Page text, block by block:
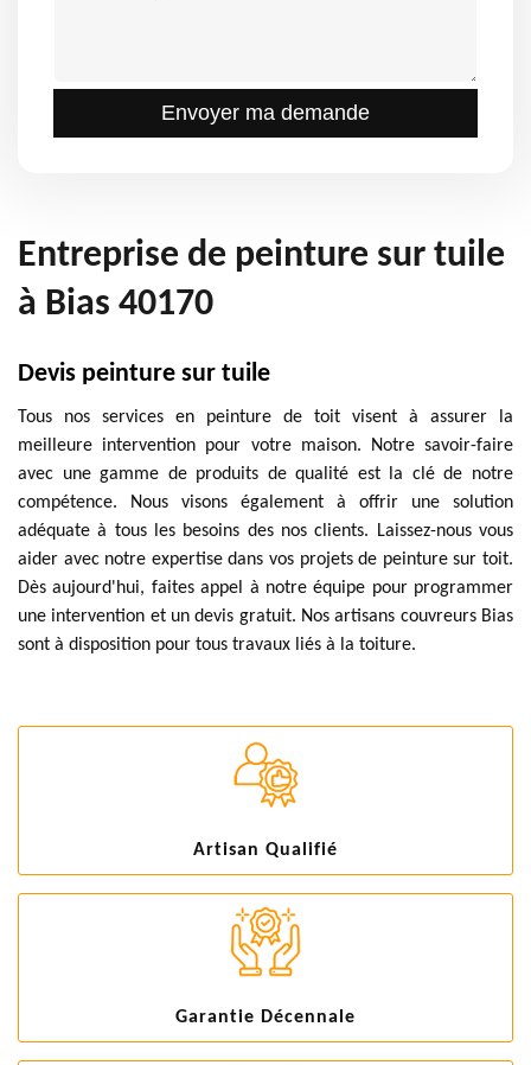
Entreprise de peinture sur tuile
à Bias 40170
Devis peinture sur tuile
Tous nos services en peinture de toit visent à assurer la
meilleure intervention pour votre maison. Notre savoir-faire
avec une gamme de produits de qualité est la clé de notre
compétence. Nous visons également à offrir une solution
adéquate à tous les besoins des nos clients. Laissez-nous vous
aider avec notre expertise dans vos projets de peinture sur toit.
Dès aujourd'hui, faites appel à notre équipe pour programmer
une intervention et un devis gratuit. Nos artisans couvreurs Bias
sont à disposition pour tous travaux liés à la toiture.
Artisan Qualifié
Garantie Décennale